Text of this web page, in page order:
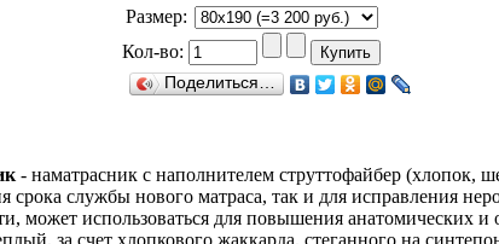
Размер:
Кол-во:
Поделиться…
- наматрасник с наполнителем струттофайбер (хлопок,
срока службы нового матраса, так и для исправления
может использоваться для повышения анатомических
за счет хлопкового жаккарда, стеганного на